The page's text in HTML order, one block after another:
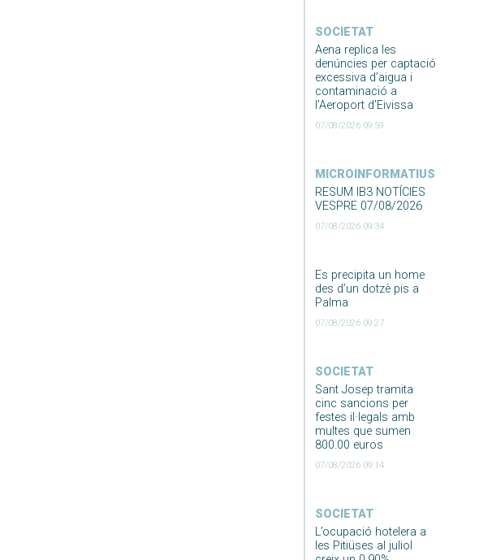
SOCIETAT
Aena replica les
denúncies per captació
excessiva d’aigua i
contaminació a
l’Aeroport d’Eivissa
07/08/2026 09:59
MICROINFORMATIUS
RESUM IB3 NOTÍCIES
VESPRE 07/08/2026
07/08/2026 09:34
Es precipita un home
des d’un dotzè pis a
Palma
07/08/2026 09:27
SOCIETAT
Sant Josep tramita
cinc sancions per
festes il·legals amb
multes que sumen
800.00 euros
07/08/2026 09:14
SOCIETAT
L’ocupació hotelera a
les Pitiüses al juliol